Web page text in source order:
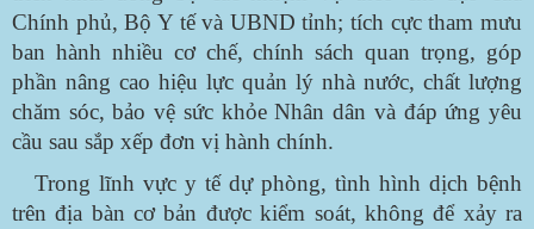
Chính phủ, Bộ Y tế và UBND tỉnh; tích cực tham mưu
ban hành nhiều cơ chế, chính sách quan trọng, góp
phần nâng cao hiệu lực quản lý nhà nước, chất lượng
chăm sóc, bảo vệ sức khỏe Nhân dân và đáp ứng yêu
cầu sau sắp xếp đơn vị hành chính.
Trong lĩnh vực y tế dự phòng, tình hình dịch bệnh
trên địa bàn cơ bản được kiểm soát, không để xảy ra